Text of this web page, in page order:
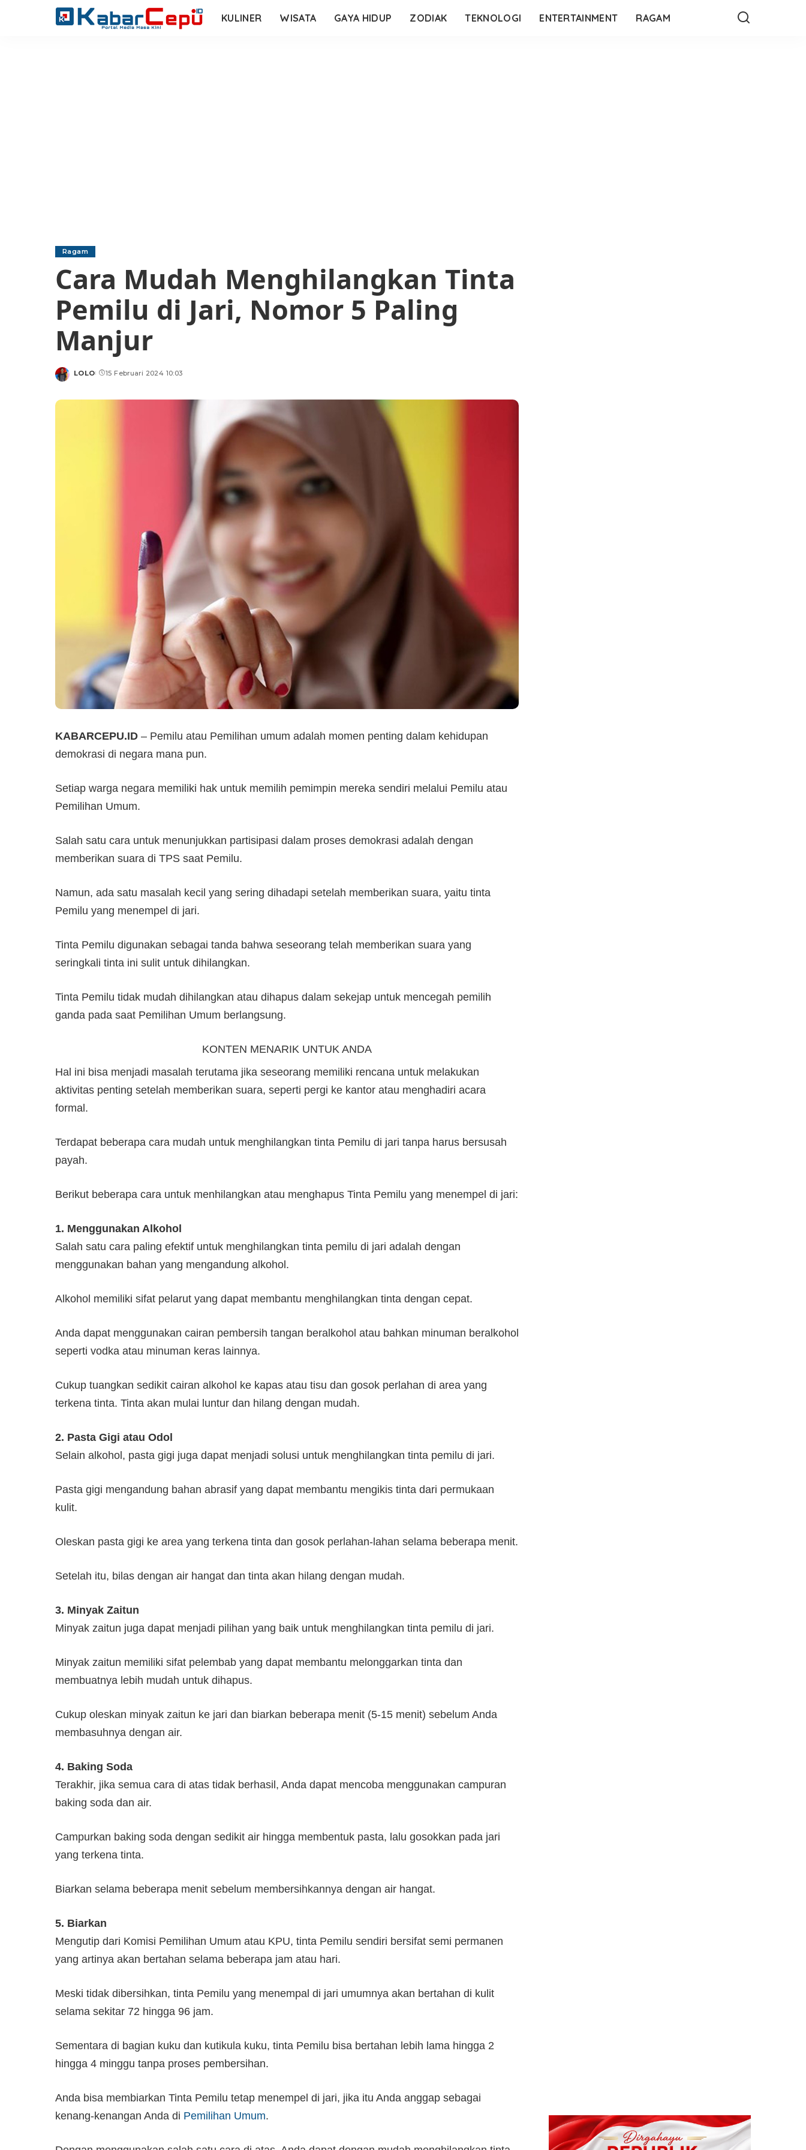
KULINER WISATA GAYA HIDUP ZODIAK TEKNOLOGI ENTERTAINMENT RAGAM
Ragam
Cara Mudah Menghilangkan Tinta
Pemilu di Jari, Nomor 5 Paling
Manjur
Posted
LOLO 15 Februari 2024 10:03
KABARCEPU.ID – Pemilu atau Pemilihan umum adalah momen penting dalam kehidupan
demokrasi di negara mana pun.
Setiap warga negara memiliki hak untuk memilih pemimpin mereka sendiri melalui Pemilu atau
Pemilihan Umum.
Salah satu cara untuk menunjukkan partisipasi dalam proses demokrasi adalah dengan
memberikan suara di TPS saat Pemilu.
Namun, ada satu masalah kecil yang sering dihadapi setelah memberikan suara, yaitu tinta
Pemilu yang menempel di jari.
Tinta Pemilu digunakan sebagai tanda bahwa seseorang telah memberikan suara yang
seringkali tinta ini sulit untuk dihilangkan.
Tinta Pemilu tidak mudah dihilangkan atau dihapus dalam sekejap untuk mencegah pemilih
ganda pada saat Pemilihan Umum berlangsung.
KONTEN MENARIK UNTUK ANDA
Hal ini bisa menjadi masalah terutama jika seseorang memiliki rencana untuk melakukan
aktivitas penting setelah memberikan suara, seperti pergi ke kantor atau menghadiri acara
formal.
Terdapat beberapa cara mudah untuk menghilangkan tinta Pemilu di jari tanpa harus bersusah
payah.
Berikut beberapa cara untuk menhilangkan atau menghapus Tinta Pemilu yang menempel di jari:
1. Menggunakan Alkohol
Salah satu cara paling efektif untuk menghilangkan tinta pemilu di jari adalah dengan
menggunakan bahan yang mengandung alkohol.
Alkohol memiliki sifat pelarut yang dapat membantu menghilangkan tinta dengan cepat.
Anda dapat menggunakan cairan pembersih tangan beralkohol atau bahkan minuman beralkohol
seperti vodka atau minuman keras lainnya.
Cukup tuangkan sedikit cairan alkohol ke kapas atau tisu dan gosok perlahan di area yang
terkena tinta. Tinta akan mulai luntur dan hilang dengan mudah.
2. Pasta Gigi atau Odol
Selain alkohol, pasta gigi juga dapat menjadi solusi untuk menghilangkan tinta pemilu di jari.
Pasta gigi mengandung bahan abrasif yang dapat membantu mengikis tinta dari permukaan
kulit.
Oleskan pasta gigi ke area yang terkena tinta dan gosok perlahan-lahan selama beberapa menit.
Setelah itu, bilas dengan air hangat dan tinta akan hilang dengan mudah.
3. Minyak Zaitun
Minyak zaitun juga dapat menjadi pilihan yang baik untuk menghilangkan tinta pemilu di jari.
Minyak zaitun memiliki sifat pelembab yang dapat membantu melonggarkan tinta dan
membuatnya lebih mudah untuk dihapus.
Cukup oleskan minyak zaitun ke jari dan biarkan beberapa menit (5-15 menit) sebelum Anda
membasuhnya dengan air.
4. Baking Soda
Terakhir, jika semua cara di atas tidak berhasil, Anda dapat mencoba menggunakan campuran
baking soda dan air.
Campurkan baking soda dengan sedikit air hingga membentuk pasta, lalu gosokkan pada jari
yang terkena tinta.
Biarkan selama beberapa menit sebelum membersihkannya dengan air hangat.
5. Biarkan
Mengutip dari Komisi Pemilihan Umum atau KPU, tinta Pemilu sendiri bersifat semi permanen
yang artinya akan bertahan selama beberapa jam atau hari.
Meski tidak dibersihkan, tinta Pemilu yang menempal di jari umumnya akan bertahan di kulit
selama sekitar 72 hingga 96 jam.
Sementara di bagian kuku dan kutikula kuku, tinta Pemilu bisa bertahan lebih lama hingga 2
hingga 4 minggu tanpa proses pembersihan.
Anda bisa membiarkan Tinta Pemilu tetap menempel di jari, jika itu Anda anggap sebagai
kenang-kenangan Anda di Pemilihan Umum.